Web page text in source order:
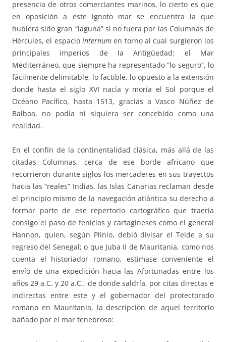
presencia de otros comerciantes marinos, lo cierto es que
en oposición a este ignoto mar se encuentra la que
hubiera sido gran “laguna” si no fuera por las Columnas de
Hércules, el espacio internum en torno al cual surgieron los
principales imperios de la Antigüedad: el Mar
Mediterráneo, que siempre ha representado “lo seguro”, lo
fácilmente delimitable, lo factible, lo opuesto a la extensión
donde hasta el siglo XVI nacía y moría el Sol porque el
Océano Pacífico, hasta 1513, gracias a Vasco Núñez de
Balboa, no podía ni siquiera ser concebido como una
realidad.
En el confín de la continentalidad clásica, más allá de las
citadas Columnas, cerca de ese borde africano que
recorrieron durante siglos los mercaderes en sus trayectos
hacia las “reales” Indias, las Islas Canarias reclaman desde
el principio mismo de la navegación atlántica su derecho a
formar parte de ese repertorio cartográfico que traería
consigo el paso de fenicios y cartagineses como el general
Hannon, quien, según Plinio, debió divisar el Teide a su
regreso del Senegal; o que Juba II de Mauritania, como nos
cuenta el historiador romano, estimase conveniente el
envío de una expedición hacia las Afortunadas entre los
años 29 a.C. y 20 a.C., de donde saldría, por citas directas e
indirectas entre este y el gobernador del protectorado
romano en Mauritania, la descripción de aquel territorio
bañado por el mar tenebroso: